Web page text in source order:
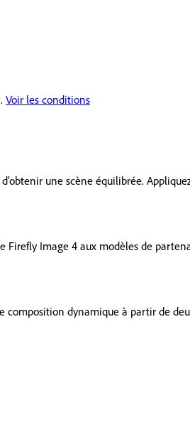
Voir les conditions
une scène équilibrée.
Image 4 aux modèles de
dynamique à partir de